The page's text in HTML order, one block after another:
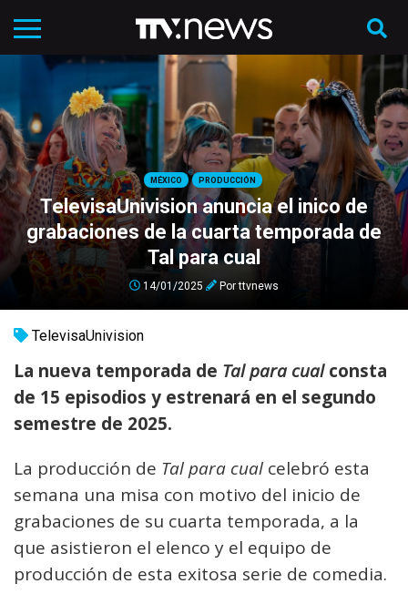
MÉXICO PRODUCCIÓN
TelevisaUnivision anuncia el inico de
grabaciones de la cuarta temporada de
Tal para cual
14/01/2025 Porttvnews
TelevisaUnivision
La nueva temporada de Tal para cualconsta
de 15 episodios y estrenará en el segundo
semestre de 2025.
La producción de Tal para cual celebró esta
semana una misa con motivo del inicio de
grabaciones de su cuarta temporada, a la
que asistieron el elenco y el equipo de
producción de esta exitosa serie de comedia.